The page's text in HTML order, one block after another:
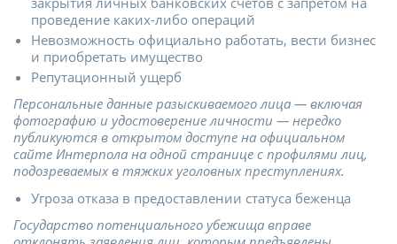
проведение каких-либо операций
Невозможность официально работать, вести бизнес
и приобретать имущество
Репутационный ущерб
Персональные данные разыскиваемого лица — включая
фотографию и удостоверение личности — нередко
публикуются в открытом доступе на официальном
сайте Интерпола на одной странице с профилями лиц,
подозреваемых в тяжких уголовных преступлениях.
Угроза отказа в предоставлении статуса беженца
Государство потенциального убежища вправе